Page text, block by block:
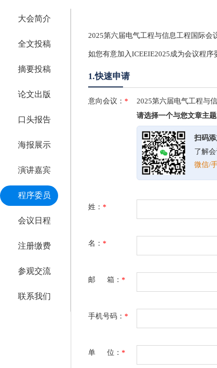
大会简介
全文投稿
摘要投稿
论文出版
口头报告
海报展示
演讲嘉宾
程序委员
会议日程
注册缴费
参观交流
联系我们
2025第六届电气工程与信息工程国际会
如您有意加入ICEEIE2025成为会议程
1.快速申请
意向会议： *
2025第六届电气工程与
请选择一个与您文章主
扫码
了解
微信/
姓： *
名： *
邮 箱： *
手机号码： *
单 位： *